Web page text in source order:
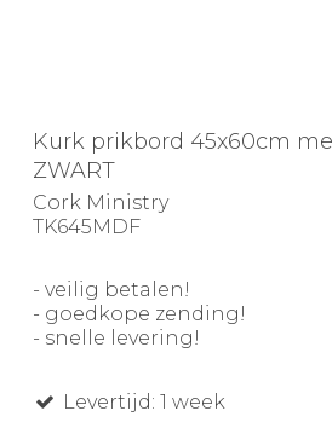
Kurk prikbord 45x60cm
ZWART
Cork Ministry
TK645MDF
- veilig betalen!
- goedkope zending!
- snelle levering!
Levertijd: 1 week